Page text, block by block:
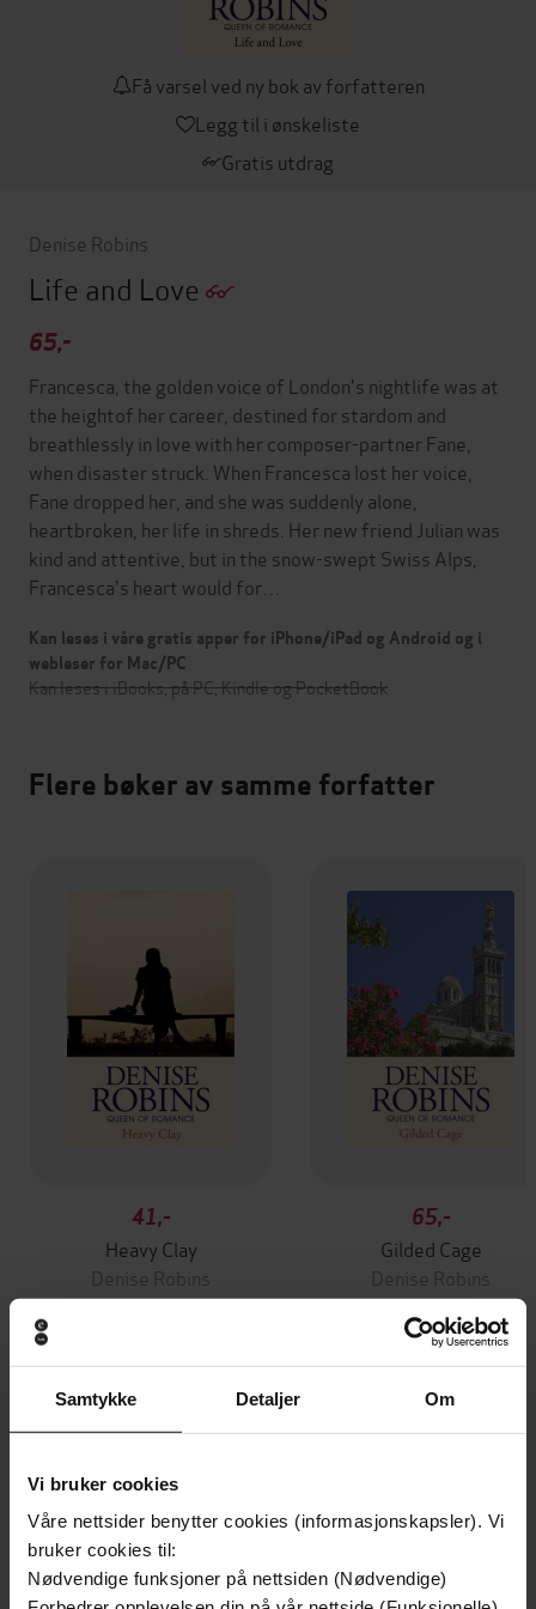
Samtykke Detaljer Om
Vi bruker cookies
Våre nettsider benytter cookies (informasjonskapsler). Vi
bruker cookies til:
Nødvendige funksjoner på nettsiden (Nødvendige)
Få varsel ved ny bok av forfatteren
Legg til i ønskeliste
Gratis utdrag
Denise Robins
Life and Love
65,-
Francesca, the golden voice of London's nightlife was at
the heightof her career, destined for stardom and
breathlessly in love with her composer-partner Fane,
when disaster struck. When Francesca lost her voice,
Fane dropped her, and she was suddenly alone,
heartbroken, her life in shreds. Her new friend Julian was
kind and attentive, but in the snow-swept Swiss Alps,
Francesca's heart would for…
Kan leses i våre gratis apper for iPhone/iPad og Android og i
webleser for Mac/PC
Kan leses i iBooks, på PC, Kindle og PocketBook
Flere bøker av samme forfatter
41,-
Heavy Clay
Denise Robins
EBOK
65,-
Gilded Cage
Denise Robins
EBOK
Andre har også kjøpt
Vinner av Rivertonprisen
Første gang på tilbud